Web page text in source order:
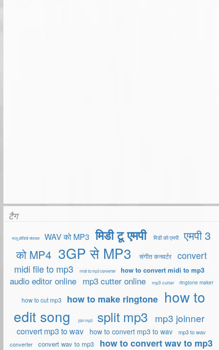
टैग
भालू ऑडियो संपादक WAV को MP3 मिडी टू एमपी मिडी को एमपी
एमपी 3
को MP4 3GP से MP3 संगीत कनवर्टर
convert
midi file to mp3
midi to mp3 converter how to convert midi to mp3
audio editor online mp3 cutter online mp3 cutter ringtone maker
how to cut mp3 how to make ringtone how to
edit song
join mp3 split mp3 mp3 joinner
convert mp3 to wav how to convert mp3 to wav
mp3 to wav
converter
convert wav to mp3 how to convert wav to mp3